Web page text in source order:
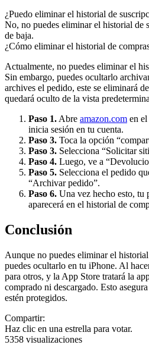
¿Puedo eliminar el historial de
No, no puedes eliminar el historial de
de baja.
¿Cómo eliminar el historial de
Actualmente, no puedes eliminar el
Sin embargo, puedes ocultarlo
archives el pedido, este se eliminará
quedará oculto de la vista
Paso 1. Abre amazon.com en
inicia sesión en tu cuenta.
Paso 3. Toca la opción
Paso 3. Selecciona “Solicitar
Paso 4. Luego, ve a
Paso 5. Selecciona el pedido
“Archivar pedido”.
Paso 6. Una vez hecho esto, tu
aparecerá en el historial de
Conclusión
Aunque no puedes eliminar el
puedes ocultarlo en tu iPhone. Al
para otros, y la App Store tratará la
comprado ni descargado. Esto
estén protegidos.
Compartir:
Haz clic en una estrella para votar.
5358 visualizaciones